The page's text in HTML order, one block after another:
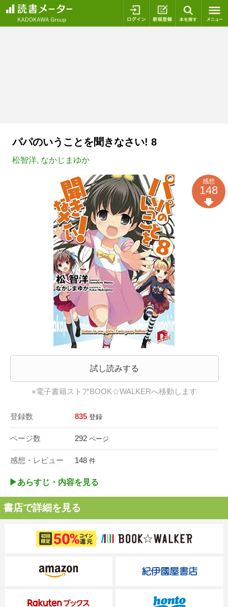
ログイン 新規登録
パパのいうことを聞きなさい! 8
松智洋, なかじまゆか
試し読みする
※電子書籍ストアBOOK☆WALKERへ移動します
登録数 835 登録
ページ数 292 ページ
感想・レビュー 148 件
感想
148
▶︎あらすじ・内容を見る
書店で詳細を見る